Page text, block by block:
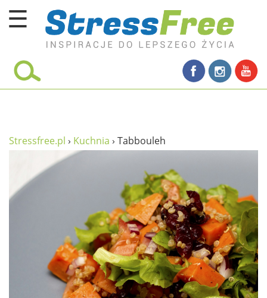
☰
Kursy online
umysł
proste życie
relaks
wolność od stresu
miłość i rodzina
w rodzinie
wychowanie dzieci
Stressfree.pl › Kuchnia › Tabbouleh